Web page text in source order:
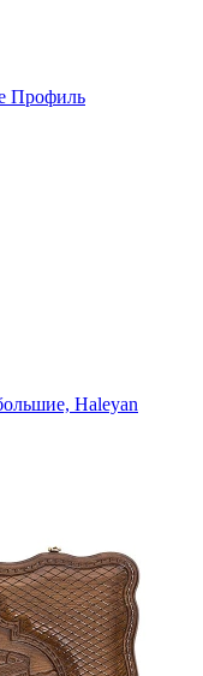
Профиль
Haleyan